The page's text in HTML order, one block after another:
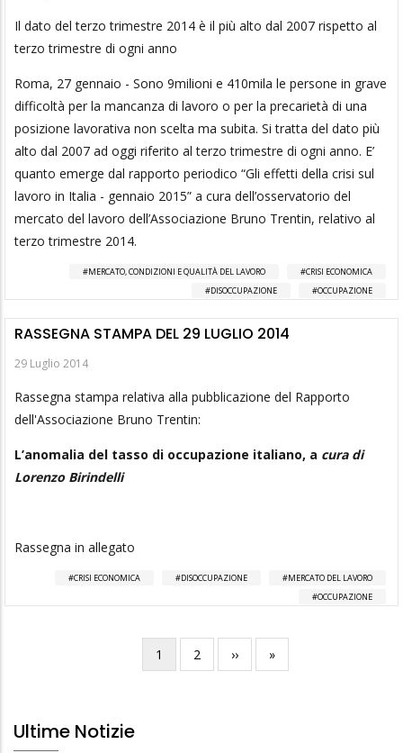
Il dato del terzo trimestre 2014 è il più alto dal 2007 rispetto al
terzo trimestre di ogni anno
Roma, 27 gennaio - Sono 9milioni e 410mila le persone in grave
difficoltà per la mancanza di lavoro o per la precarietà di una
posizione lavorativa non scelta ma subita. Si tratta del dato più
alto dal 2007 ad oggi riferito al terzo trimestre di ogni anno. E’
quanto emerge dal rapporto periodico “Gli effetti della crisi sul
lavoro in Italia - gennaio 2015” a cura dell’osservatorio del
mercato del lavoro dell’Associazione Bruno Trentin, relativo al
terzo trimestre 2014.
MERCATO, CONDIZIONI E QUALITÀ DEL LAVORO
CRISI ECONOMICA
DISOCCUPAZIONE
OCCUPAZIONE
RASSEGNA STAMPA DEL 29 LUGLIO 2014
29 Luglio 2014
Rassegna stampa relativa alla pubblicazione del Rapporto
dell'Associazione Bruno Trentin:
L’anomalia del tasso di occupazione italiano, a cura di
Lorenzo Birindelli
Rassegna in allegato
CRISI ECONOMICA DISOCCUPAZIONE
MERCATO DEL LAVORO
OCCUPAZIONE
Pagina
attuale
1 Pagina
2
Pagina
successiva
››
Ultima
pagina
»
Ultime Notizie